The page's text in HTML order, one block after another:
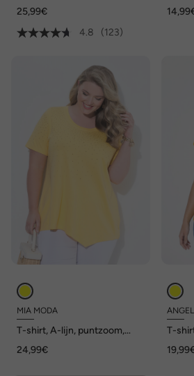
10XL
25,99€
4.8
(123)
MIA MODA
T-shirt, A-lijn, puntzoom,
24,99€
T-